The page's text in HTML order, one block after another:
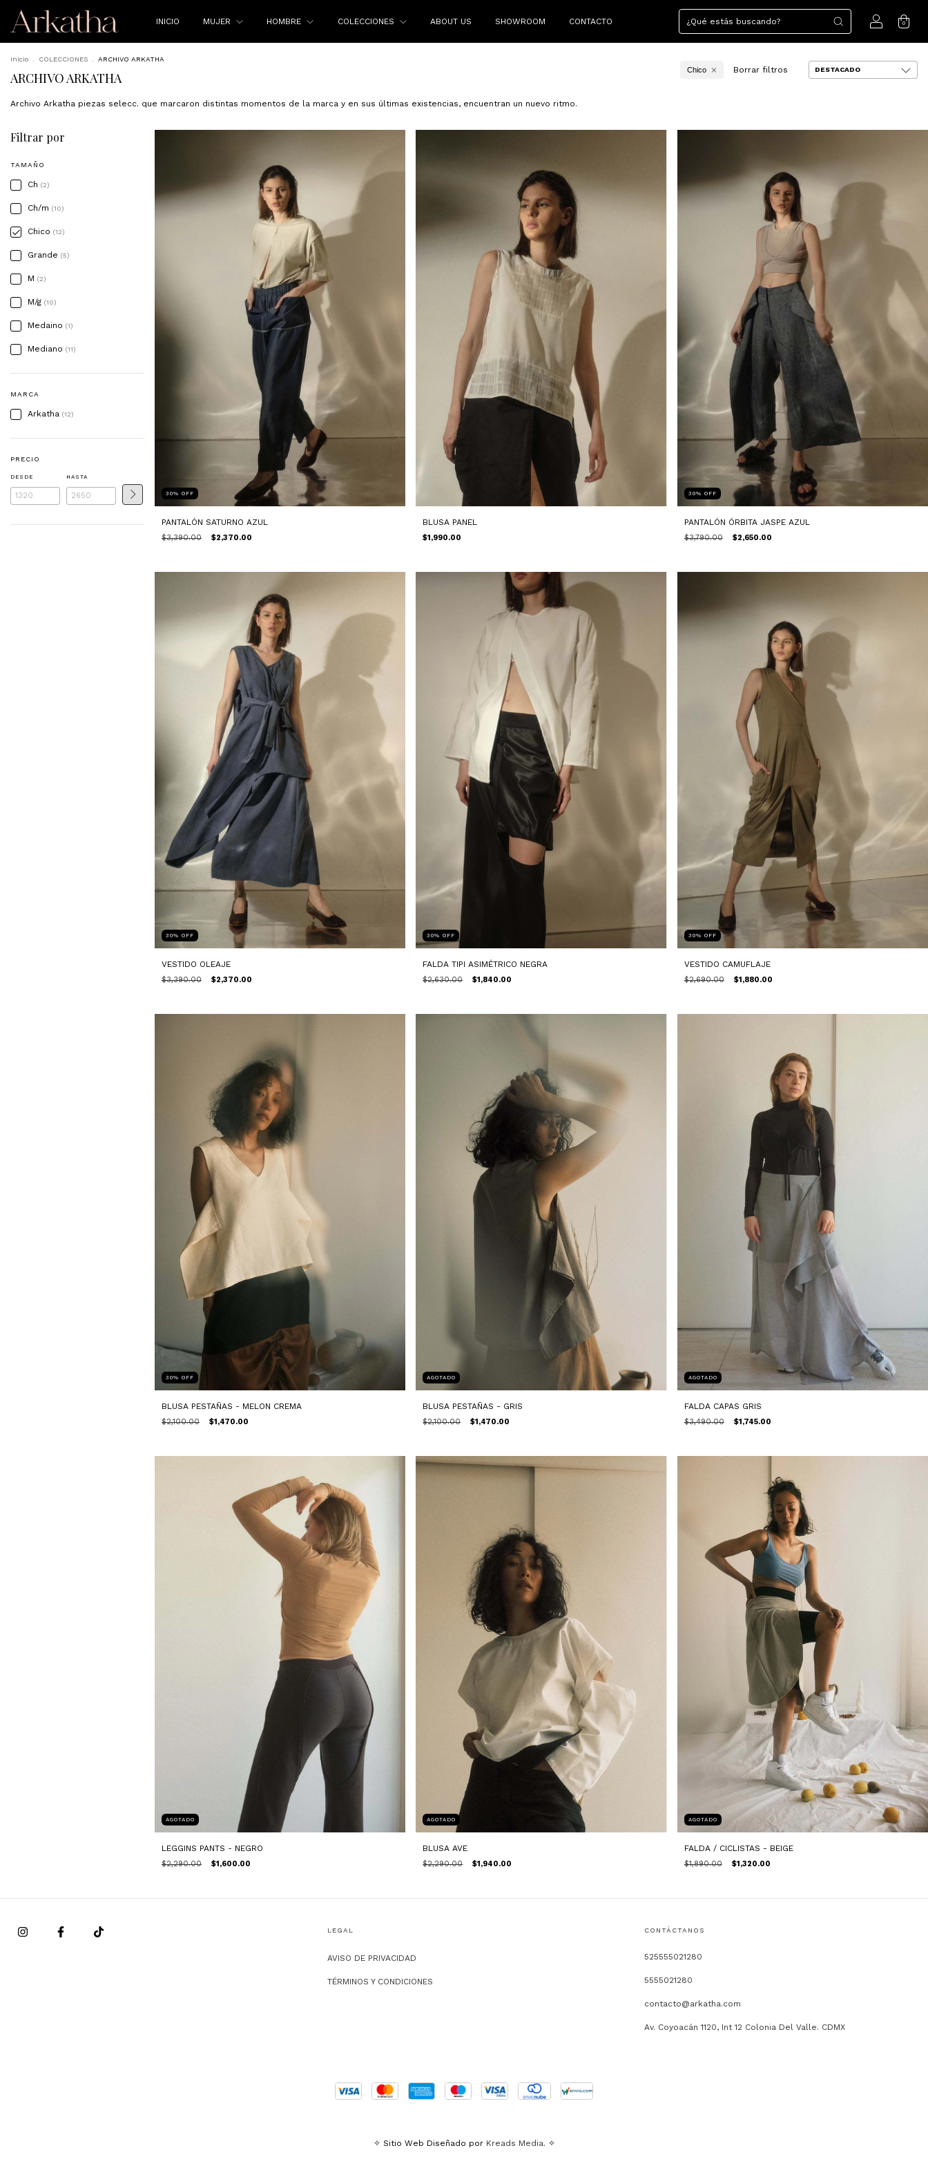
INICIO MUJER HOMBRE COLECCIONES ABOUT US SHOWROOM CONTACTO 0
Inicio COLECCIONES ARCHIVO ARKATHA
ARCHIVO ARKATHA Chico Borrar filtros
Archivo Arkatha piezas selecc. que marcaron distintas momentos de la marca y en sus últimas existencias, encuentran un nuevo ritmo.
Filtrar por
TAMAÑO
Ch (2)
Ch/m (10)
Chico (12)
Grande (5)
M (2)
M/g (10)
Medaino (1)
Mediano (11)
MARCA
Arkatha (12)
PRECIO
DESDE HASTA
30% OFF
PANTALÓN SATURNO AZUL
$3,390.00 $2,370.00
BLUSA PANEL
$1,990.00
30% OFF
PANTALÓN ÓRBITA JASPE AZUL
$3,790.00 $2,650.00
30% OFF
VESTIDO OLEAJE
$3,390.00 $2,370.00
30%OFF
FALDA TIPI ASIMÉTRICO NEGRA
$2,630.00 $1,840.00
30% OFF
VESTIDO CAMUFLAJE
$2,690.00 $1,880.00
30% OFF
BLUSA PESTAÑAS - MELON CREMA
$2,100.00 $1,470.00
AGOTADO
BLUSA PESTAÑAS - GRIS
$2,100.00 $1,470.00
AGOTADO
FALDA CAPAS GRIS
$3,490.00 $1,745.00
AGOTADO
LEGGINS PANTS - NEGRO
$2,290.00 $1,600.00
AGOTADO
BLUSA AVE
$2,290.00 $1,940.00
AGOTADO
FALDA / CICLISTAS - BEIGE
$1,890.00 $1,320.00
LEGAL
AVISO DE PRIVACIDAD
TÉRMINOS Y CONDICIONES
CONTÁCTANOS
525555021280
5555021280
contacto@arkatha.com
Av. Coyoacán 1120, Int 12 Colonia Del Valle. CDMX
✧ Sitio Web Diseñado por Kreads Media. ✧